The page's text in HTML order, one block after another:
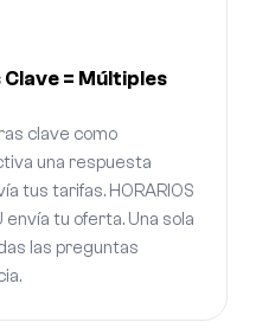
= Múltiples
clave como
una respuesta
tus tarifas. HORARIOS
envía tu oferta. Una sola
las preguntas